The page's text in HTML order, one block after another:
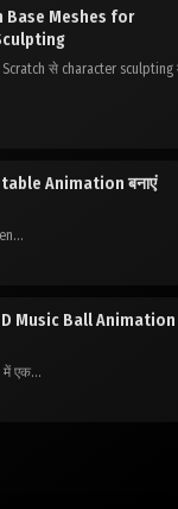
Base Meshes for
Scratch से character sculpting
Animation बनाएं
Music Ball Animation
एक...